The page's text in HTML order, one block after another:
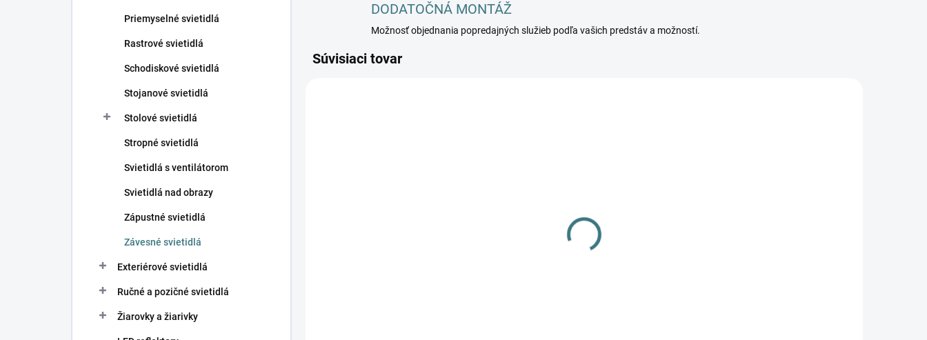
Priemyselné svietidlá
Rastrové svietidlá
Schodiskové svietidlá
Stojanové svietidlá
Stolové svietidlá
Stropné svietidlá
Svietidlá s ventilátorom
Svietidlá nad obrazy
Zápustné svietidlá
Závesné svietidlá
Exteriérové svietidlá
Ručné a pozičné svietidlá
Žiarovky a žiarivky
DODATOČNÁ MONTÁŽ
Možnosť objednania popredajných služieb podľa vašich predstáv a možností.
Súvisiaci tovar